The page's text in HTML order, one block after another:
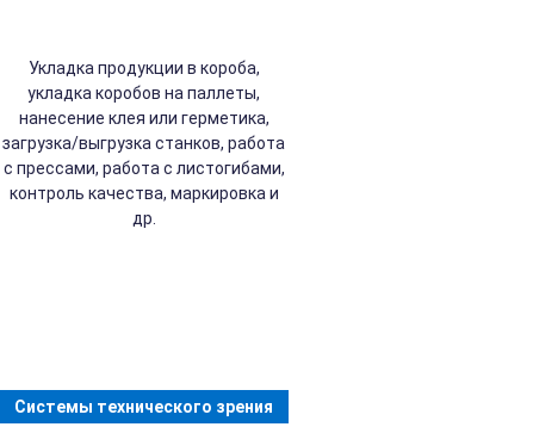
Укладка продукции в короба,
укладка коробов на паллеты,
нанесение клея или герметика,
загрузка/выгрузка станков, работа
с прессами, работа с листогибами,
контроль качества, маркировка и
др.
Системы технического зрения